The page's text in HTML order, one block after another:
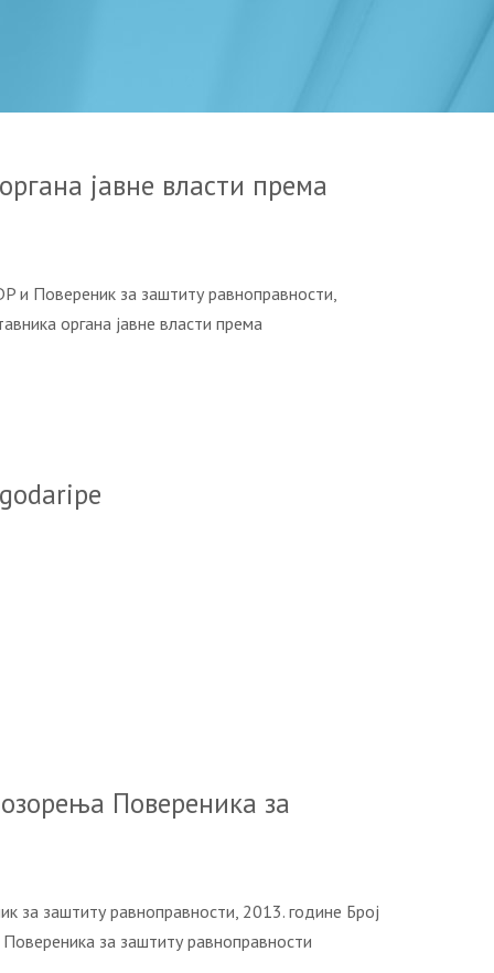
jaвнe влaсти прeмa
и Повереник за заштиту равноправности,
oргaнa jaвнe влaсти прeмa
Повереника за
заштиту равноправности, 2013. године Број
за заштиту равноправности